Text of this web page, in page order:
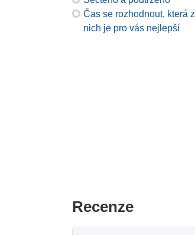
Čas se rozhodnout, která z
nich je pro vás nejlepší
Recenze